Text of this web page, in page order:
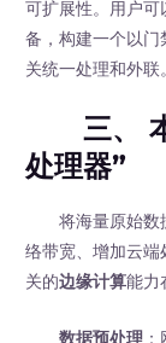
可扩展性。用户
备，构建一个以
关统一处理和外联。
三、
处理器”
将海量原始数
络带宽、增加云
关的边缘计算能力
数据预处理